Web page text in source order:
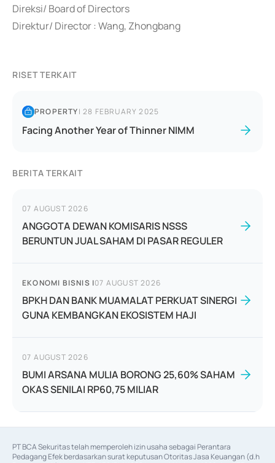
Direksi/ Board of Directors
Direktur/ Director : Wang, Zhongbang
RISET TERKAIT
PROPERTY|28 FEBRUARY 2025
Facing Another Year of Thinner NIMM
BERITA TERKAIT
07 AUGUST 2026
ANGGOTA DEWAN KOMISARIS NSSS
BERUNTUN JUAL SAHAM DI PASAR REGULER
EKONOMI BISNIS |07 AUGUST 2026
BPKH DAN BANK MUAMALAT PERKUAT SINERGI
GUNA KEMBANGKAN EKOSISTEM HAJI
07 AUGUST 2026
BUMI ARSANA MULIA BORONG 25,60% SAHAM
OKAS SENILAI RP60,75 MILIAR
PT BCA Sekuritas telah memperoleh izin usaha sebagai Perantara
Pedagang Efek berdasarkan surat keputusan Otoritas Jasa Keuangan (d.h